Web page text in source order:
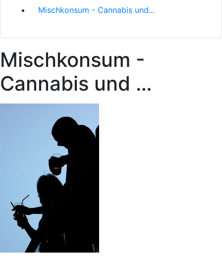
Mischkonsum - Cannabis und...
Mischkonsum -
Cannabis und …